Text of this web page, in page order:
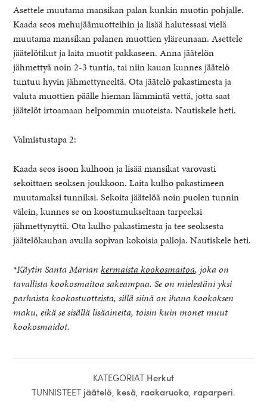
Asettele muutama mansikan palan kunkin muotin pohjalle.
Kaada seos mehujäämuotteihin ja lisää halutessasi vielä
muutama mansikan palanen muottien yläreunaan. Asettele
jäätelötikut ja laita muotit pakkaseen. Anna jäätelön
jähmettyä noin 2-3 tuntia, tai niin kauan kunnes jäätelö
tuntuu hyvin jähmettyneeltä. Ota jäätelö pakastimesta ja
valuta muottien päälle hieman lämmintä vettä, jotta saat
jäätelöt irtoamaan helpommin muoteista. Nautiskele heti.
Valmistustapa 2:
Kaada seos isoon kulhoon ja lisää mansikat varovasti
sekoittaen seoksen joukkoon. Laita kulho pakastimeen
muutamaksi tunniksi. Sekoita jäätelöä noin puolen tunnin
välein, kunnes se on koostumukseltaan tarpeeksi
jähmettynyttä. Ota kulho pakastimesta ja tee seoksesta
jäätelökauhan avulla sopivan kokoisia palloja. Nautiskele heti.
*Käytin Santa Mariankermaista kookosmaitoa, joka on
tavallista kookosmaitoa sakeampaa. Se on mielestäni yksi
parhaista kookostuotteista, sillä siinä on ihana kookoksen
maku, eikä se sisällä lisäaineita, toisin kuin monet muut
kookosmaidot.
KATEGORIAT Herkut
TUNNISTEET jäätelö, kesä, raakaruoka, raparperi.